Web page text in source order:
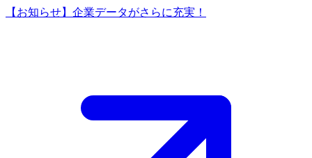
【お知らせ】企業データがさらに充実！